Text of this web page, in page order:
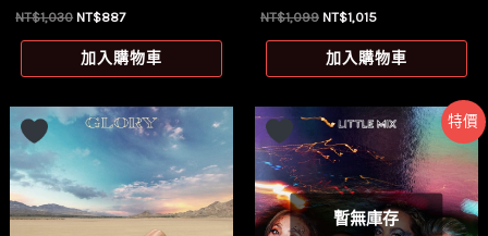
NT$1,030 原
價
格：
NT$887目
價
格：
加入購物車
NT$1,099 原
價
格：
NT$1,015目
價
格：
加入購物車
特價
暫無庫存